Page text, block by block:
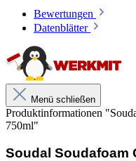
Ausdehnungskraft
zuverlässige
ist beständig gegen
Witterungseinflüsse.
Bewertungen
Datenblätter
Menü schließen
Produktinformationen
750ml"
Soudal Soudafoam